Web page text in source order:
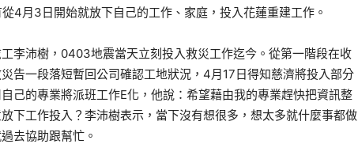
4月3日開始就放下自己的工作、家庭，投入花蓮重建工作。
李沛樹，0403地震當天立刻投入救災工作迄今。從第一階段在收
告一段落短暫回公司確認工地狀況，4月17日得知慈濟將投入部分
己的專業將派班工作E化，他說：希望藉由我的專業趕快把資訊整
下工作投入？李沛樹表示，當下沒有想很多，想太多就什麼事都做
去協助跟幫忙。